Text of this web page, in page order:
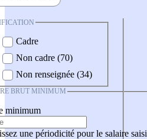
Cadre
Non cadre (70)
Non renseignée (34)
BRUT MINIMUM
minimum
une périodicité pour le salaire saisi